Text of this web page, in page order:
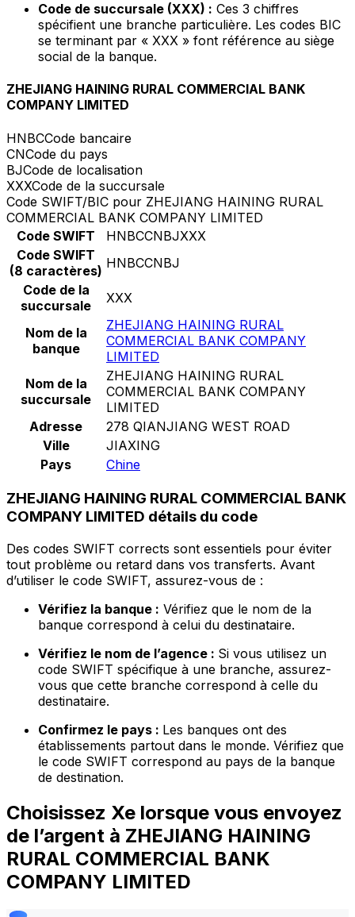
Code de succursale (XXX) : Ces 3 chiffres
spécifient une branche particulière. Les codes BIC
se terminant par « XXX » font référence au siège
social de la banque.
ZHEJIANG HAINING RURAL COMMERCIAL BANK
COMPANY LIMITED
HNBCCode bancaire
CNCode du pays
BJCode de localisation
XXXCode de la succursale
Code SWIFT/BIC pour ZHEJIANG HAINING RURAL
COMMERCIAL BANK COMPANY LIMITED
Code SWIFT
HNBCCNBJXXX
Code SWIFT
(8 caractères) HNBCCNBJ
Code de la
succursale
XXX
Nom de la
banque
ZHEJIANG HAINING RURAL
COMMERCIAL BANK COMPANY
LIMITED
Nom de la
succursale
ZHEJIANG HAINING RURAL
COMMERCIAL BANK COMPANY
LIMITED
Adresse
278 QIANJIANG WEST ROAD
Ville
JIAXING
Pays
Chine
ZHEJIANG HAINING RURAL COMMERCIAL BANK
COMPANY LIMITED détails du code
Des codes SWIFT corrects sont essentiels pour éviter
tout problème ou retard dans vos transferts. Avant
d’utiliser le code SWIFT, assurez-vous de :
Vérifiez la banque : Vérifiez que le nom de la
banque correspond à celui du destinataire.
Vérifiez le nom de l’agence : Si vous utilisez un
code SWIFT spécifique à une branche, assurez-
vous que cette branche correspond à celle du
destinataire.
Confirmez le pays : Les banques ont des
établissements partout dans le monde. Vérifiez que
le code SWIFT correspond au pays de la banque
de destination.
Choisissez Xe lorsque vous envoyez
de l’argent à ZHEJIANG HAINING
RURAL COMMERCIAL BANK
COMPANY LIMITED